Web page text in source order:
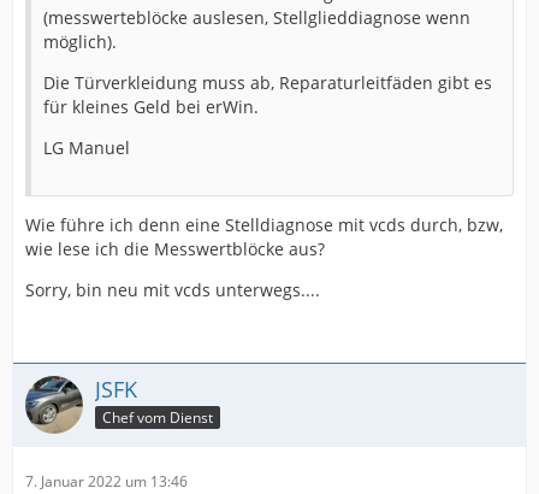
(messwerteblöcke auslesen, Stellglieddiagnose wenn
möglich).
Die Türverkleidung muss ab, Reparaturleitfäden gibt es
für kleines Geld bei erWin.
LG Manuel
Wie führe ich denn eine Stelldiagnose mit vcds durch, bzw,
wie lese ich die Messwertblöcke aus?
Sorry, bin neu mit vcds unterwegs....
JSFK
Chef vom Dienst
7. Januar 2022 um 13:46